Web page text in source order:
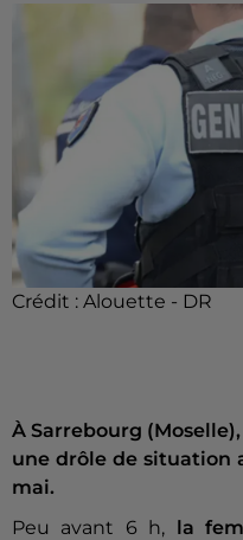
Crédit : Alouette - DR
À Sarrebourg
une drôle de situation
mai.
Peu avant 6 h, la